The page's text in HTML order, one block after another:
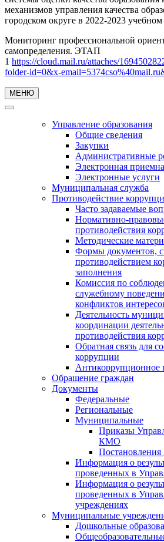
механизмов управления качества
городском округе в 2022-2023
Мониторинг профессиональной
самопределения. ЭТАП
1 https://cloud.mail.ru/attaches/
folder-id=0&x-
МЕНЮ
Управление образования
Общие сведения
Закупки
Административные
Электронная
Электронные услуги
Муниципальная служба
Противодействие
Часто задаваемые
Нормативно-
противодействия
Методические
Формы документов,
противодействием
заполнения
Комиссия по
служебному
конфликтов
Деятельность
координации
противодействия
Обратная связь для
коррупции
Антикоррупционное
Обращение граждан
Документы
Федеральные
Региональные
Муниципальные
Приказы
КМО
Информация о
проведенных в
Информация о
проведенных в
учреждениях
Муниципальные
Дошкольные